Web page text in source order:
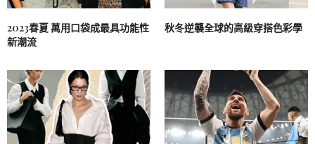
2023春夏 萬用口袋成最具功能性
新潮流
秋冬逆襲全球的高級穿搭色彩學